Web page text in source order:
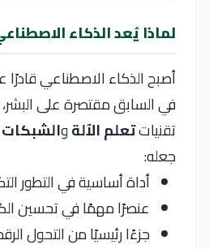
لماذا يُعد الذكاء
أصبح الذكاء الاصطناعي
في السابق مقتصرة على
تقنياتتعلم الآلةو
جعله:
أداة أساسية في التطور
عنصرًا مهمًا في تحسين
جزءًا رئيسيًا من التحول